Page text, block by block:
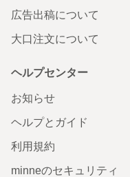
広告出稿について
大口注文について
ヘルプセンター
お知らせ
ヘルプとガイド
利用規約
minneのセキュリティ